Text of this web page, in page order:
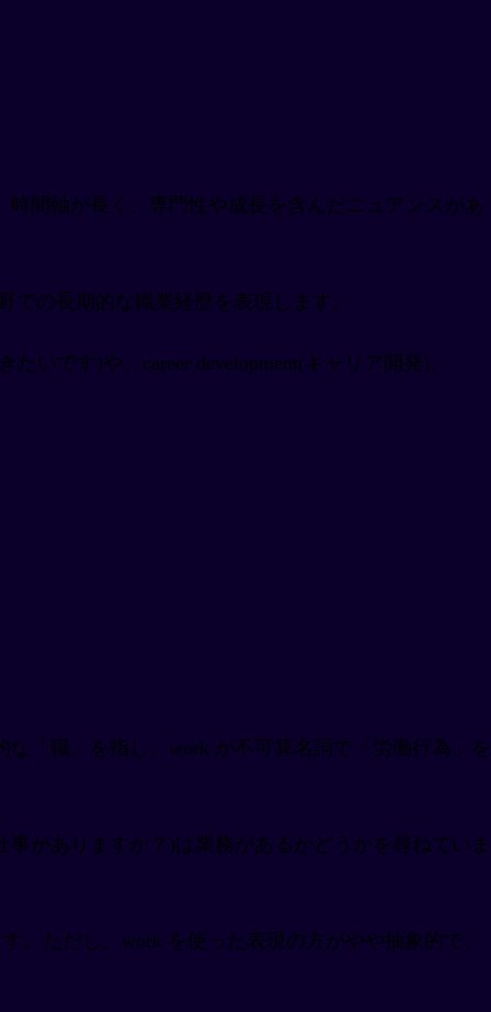
間軸が長く、専門性や成長を含んだニュアンスがあ
での長期的な職業経歴を表現します。
いです)や、career development(キャリア開発)、
「職」を指し、work が不可算名詞で「労働行為」を
事がありますか？)は業務があるかどうかを尋ねていま
。ただし、work を使った表現の方がやや抽象的で、